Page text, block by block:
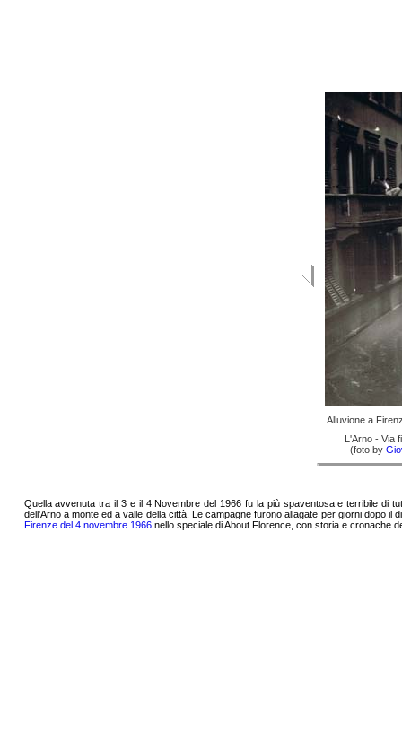
Alluvione a
L'Arno - Via
(foto by
Quella avvenuta tra il 3 e il 4 Novembre del 1966 fu la più spaventosa e terribile di
dell'Arno a monte ed a valle della città. Le campagne furono allagate per giorni dopo
Firenze del 4 novembre 1966nello speciale di About Florence, con storia e cronache